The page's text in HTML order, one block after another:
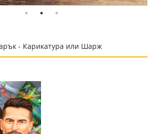
- Карикатура или Шарж